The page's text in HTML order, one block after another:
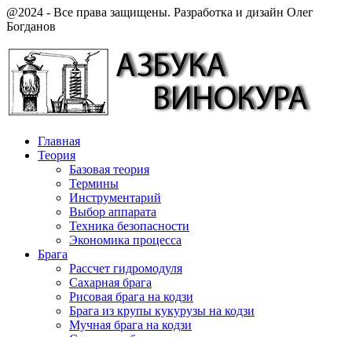
@2024 - Все права защищены. Разработка и дизайн Олег
Богданов
Главная
Теория
Базовая теория
Термины
Инструментарий
Выбор аппарата
Техника безопасности
Экономика процесса
Брага
Рассчет гидромодуля
Сахарная брага
Рисовая брага на кодзи
Брага из крупы кукурузы на кодзи
Мучная брага на кодзи